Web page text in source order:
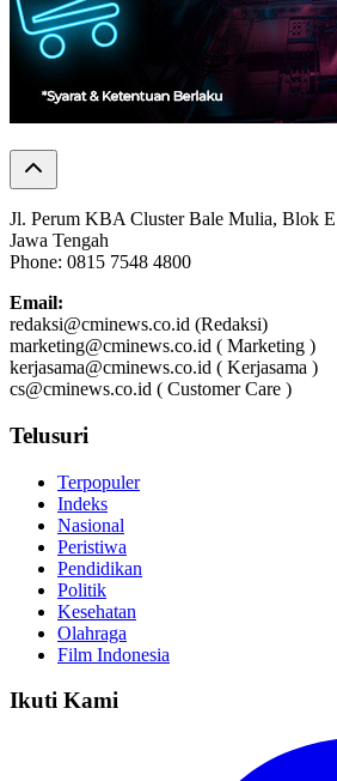
Jl. Perum KBA Cluster Bale Mulia, Blok
Jawa Tengah
Phone: 0815 7548 4800
Email:
redaksi@cminews.co.id (Redaksi)
marketing@cminews.co.id ( Marketing )
kerjasama@cminews.co.id ( Kerjasama )
cs@cminews.co.id ( Customer Care )
Telusuri
Terpopuler
Indeks
Nasional
Peristiwa
Pendidikan
Politik
Kesehatan
Olahraga
Film Indonesia
Ikuti Kami